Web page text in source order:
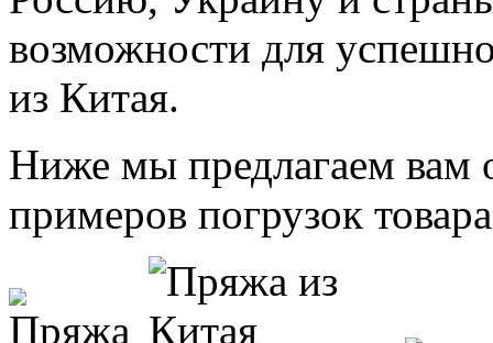
возможности для
из Китая.
Ниже мы предлагаем вам
примеров погрузок